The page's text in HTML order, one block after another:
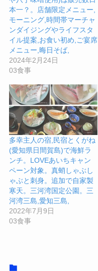
本一？。店舗限定メニュー,
モーニング,時間帯マーチャ
ンダイジングやライフスタ
イル提案,お食い初め,ご宴席
メニュー,晦日そば,
2024年2月24日
03食事
多幸主人の宿,民宿とくがね
(愛知県日間賀島)で海鮮ラ
ンチ。LOVEあいちキャン
ペーン対象。真蛸しゃぶし
ゃぶと刺身。追加で自家製
寒天。三河湾国定公園。三
河湾三島,愛知三島,
2022年7月9日
03食事